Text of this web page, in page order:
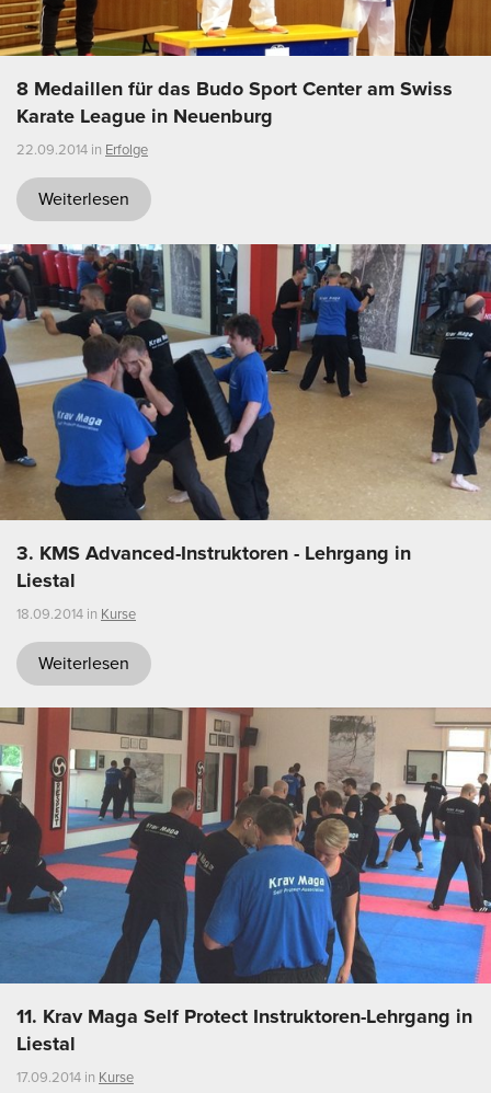
8 Medaillen für das Budo Sport Center am Swiss
Karate League in Neuenburg
22.09.2014 in Erfolge
Weiterlesen
3. KMS Advanced-Instruktoren - Lehrgang in
Liestal
18.09.2014 in Kurse
Weiterlesen
11. Krav Maga Self Protect Instruktoren-Lehrgang in
Liestal
17.09.2014 in Kurse